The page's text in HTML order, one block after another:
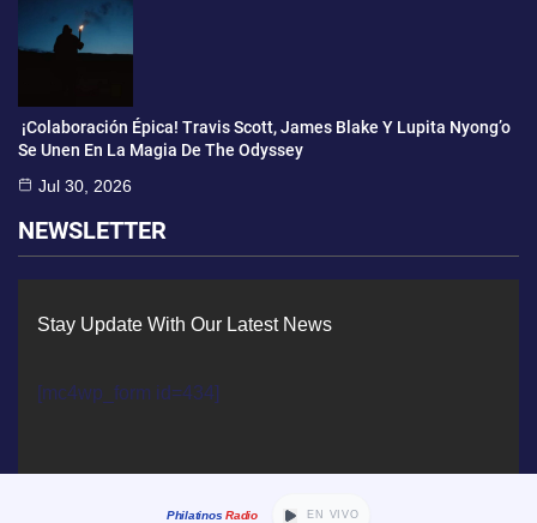
¡Colaboración Épica! Travis Scott, James Blake Y Lupita Nyong’o
Se Unen En La Magia De The Odyssey
Jul 30, 2026
NEWSLETTER
Stay Update With Our Latest News
[mc4wp_form id=434]
Philatinos Radio EN VIVO